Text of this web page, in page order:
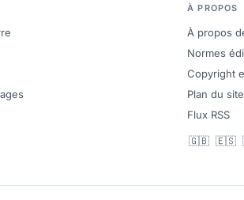
À PROPOS
À propos
Normes
Copyright
Plan du site
Flux RSS
🇬🇧 🇪🇸